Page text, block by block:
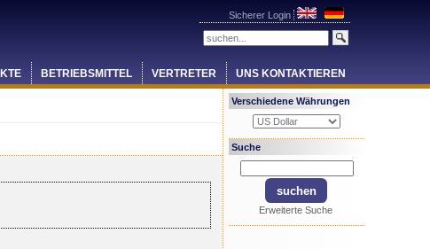
Sicherer Login
BETRIEBSMITTEL VERTRETER UNS KONTAKTIEREN
Verschiedene Währungen
Suche
Erweiterte Suche